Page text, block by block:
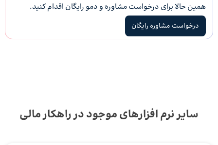
همین حالا برای درخواست مشاوره و دمو رایگان اقدام کنید.
درخواست مشاوره رایگان
سایر نرم افزارهای موجود در راهکار مالی